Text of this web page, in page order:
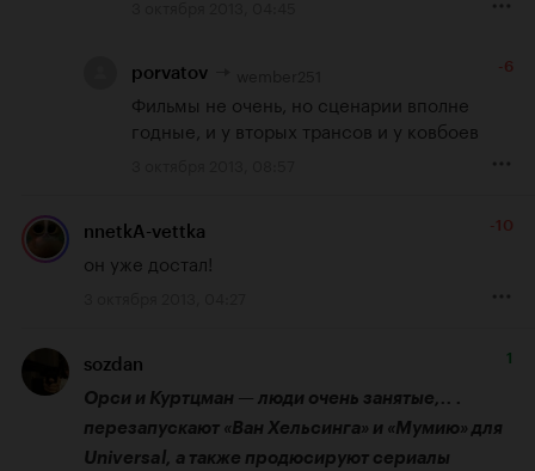
porvatov -6
Фильмы не очень, но сценарии вполне
годные, и у вторых трансов и у ковбоев
nnetkA-vettka -10
он уже достал!
sozdan 1
Орси и Куртцман — люди очень занятые,.. .
перезапускают «Ван Хельсинга» и «Мумию» для
Universal, а также продюсируют сериалы